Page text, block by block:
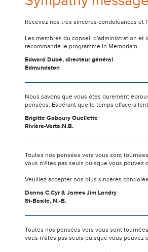
Recevez nos très sincères condoléances
Les membres du conseil d'administration
recommandé le programme In Memoriam.
Edward Dubé, directeur général
Edmundston
Nous savons que vous êtes durement
pensées. Espérant que le temps effacera
Brigitte Gaboury Ouellette
Rivière-Verte,N.B.
Toutes nos pensées vers vous sont
vous n'êtes pas seuls puisque vous pouvez
Veuillez accepter nos plus sincères
Donna C.Cyr & James Jim Landry
St-Basile, N.-B.
Toutes nos pensées vers vous sont
vous n'êtes pas seuls puisque vous pouvez